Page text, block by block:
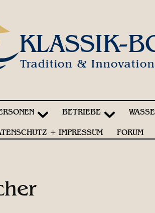
KLASSIK-
Tradition &
BETRIEBE
+ IMPRESSUM FORUM